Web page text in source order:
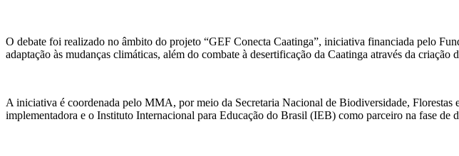
O debate foi realizado no âmbito do projeto “GEF Conecta Caatinga”, iniciativa financiada pelo
adaptação às mudanças climáticas, além do combate à desertificação da Caatinga através da
A iniciativa é coordenada pelo MMA, por meio da Secretaria Nacional de Biodiversidade,
implementadora e o Instituto Internacional para Educação do Brasil (IEB) como parceiro na fase de